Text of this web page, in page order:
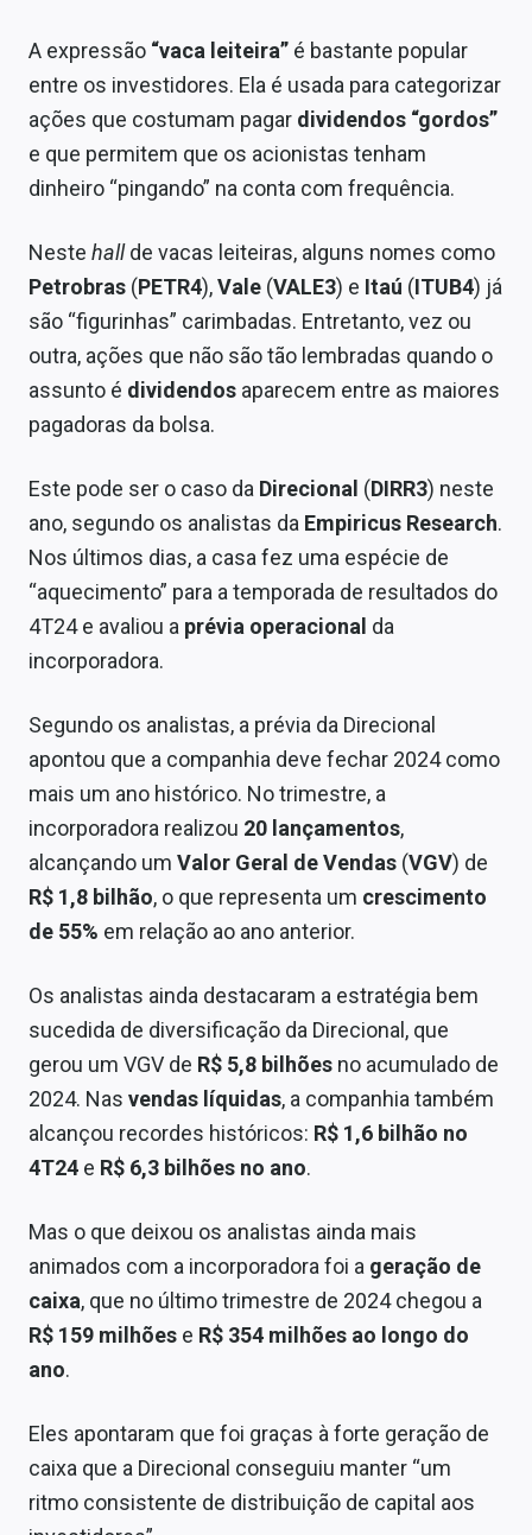
A expressão “vaca leiteira” é bastante popular
entre os investidores. Ela é usada para categorizar
ações que costumam pagar dividendos “gordos”
e que permitem que os acionistas tenham
dinheiro “pingando” na conta com frequência.
Neste hallde vacas leiteiras, alguns nomes como
Petrobras (PETR4),Vale (VALE3) e Itaú (ITUB4) já
são “figurinhas” carimbadas. Entretanto, vez ou
outra, ações que não são tão lembradas quando o
assunto é dividendos aparecem entre as maiores
pagadoras da bolsa.
Este pode ser o caso da Direcional (DIRR3) neste
ano, segundo os analistas da Empiricus Research.
Nos últimos dias, a casa fez uma espécie de
“aquecimento” para a temporada de resultados do
4T24 e avaliou a prévia operacional da
incorporadora.
Segundo os analistas, a prévia da Direcional
apontou que a companhia deve fechar 2024 como
mais um ano histórico. No trimestre, a
incorporadora realizou 20 lançamentos,
alcançando um Valor Geral de Vendas (VGV) de
R$ 1,8 bilhão, o que representa um crescimento
de 55% em relação ao ano anterior.
Os analistas ainda destacaram a estratégia bem
sucedida de diversificação da Direcional, que
gerou um VGV de R$ 5,8 bilhões no acumulado de
2024. Nas vendas líquidas, a companhia também
alcançou recordes históricos: R$ 1,6 bilhão no
4T24 e R$ 6,3 bilhões no ano.
Mas o que deixou os analistas ainda mais
animados com a incorporadora foi a geração de
caixa, que no último trimestre de 2024 chegou a
R$ 159 milhões e R$ 354 milhões ao longo do
ano.
Eles apontaram que foi graças à forte geração de
caixa que a Direcional conseguiu manter “um
ritmo consistente de distribuição de capital aos